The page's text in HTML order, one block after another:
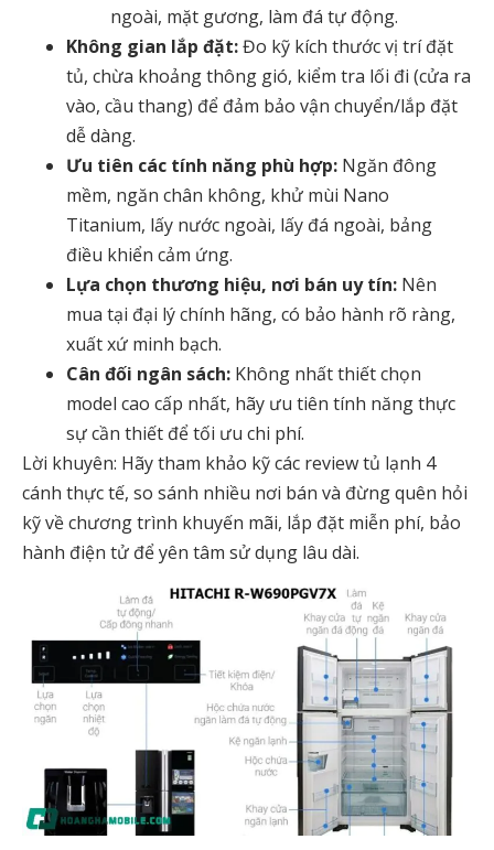
ngoài, mặt gương, làm đá tự động.
Không gian lắp đặt:Đo kỹ kích thước vị trí đặt
tủ, chừa khoảng thông gió, kiểm tra lối đi (cửa ra
vào, cầu thang) để đảm bảo vận chuyển/lắp đặt
dễ dàng.
Ưu tiên các tính năng phù hợp: Ngăn đông
mềm, ngăn chân không, khử mùi Nano
Titanium, lấy nước ngoài, lấy đá ngoài, bảng
điều khiển cảm ứng.
Lựa chọn thương hiệu, nơi bán uy tín: Nên
mua tại đại lý chính hãng, có bảo hành rõ ràng,
xuất xứ minh bạch.
Cân đối ngân sách: Không nhất thiết chọn
model cao cấp nhất, hãy ưu tiên tính năng thực
sự cần thiết để tối ưu chi phí.
Lời khuyên: Hãy tham khảo kỹ các review tủ lạnh 4
cánh thực tế, so sánh nhiều nơi bán và đừng quên hỏi
kỹ về chương trình khuyến mãi, lắp đặt miễn phí, bảo
hành điện tử để yên tâm sử dụng lâu dài.